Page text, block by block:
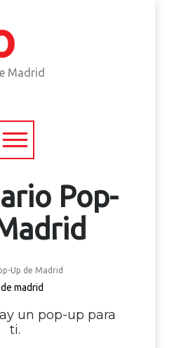
Madrid
Pop-
Up de Madrid
un pop-up para
ti.